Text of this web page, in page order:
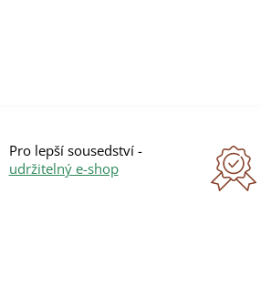
Pro lepší sousedství -
udržitelný e-shop